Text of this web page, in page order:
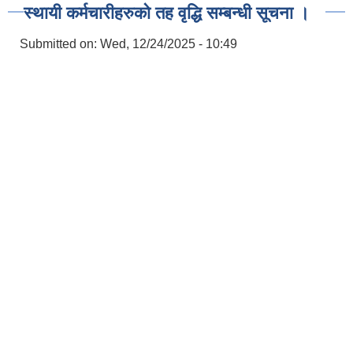
स्थायी कर्मचारीहरुको तह वृद्धि सम्बन्धी सूचना ।
Submitted on: Wed, 12/24/2025 - 10:49